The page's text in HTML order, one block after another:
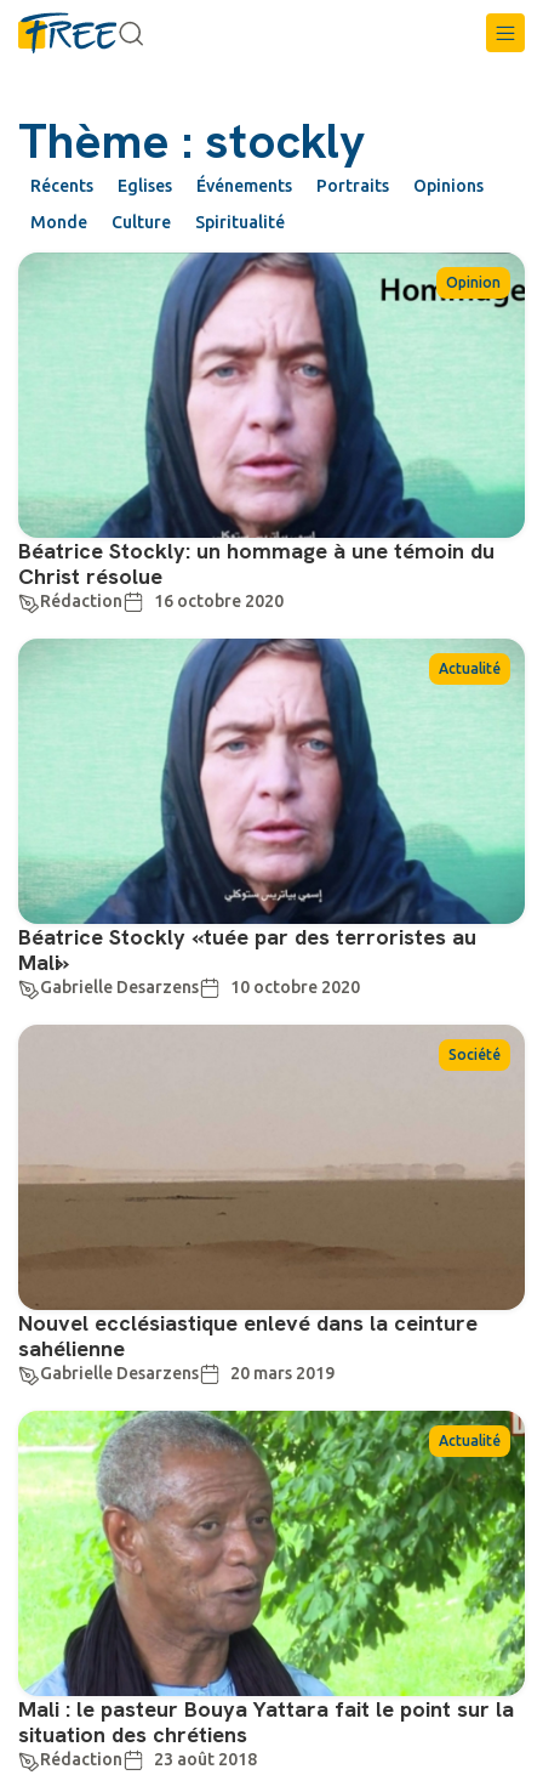
Thème : stockly
Récents Eglises Événements Portraits
Opinions
Monde
Culture Spiritualité
Opinion
Béatrice Stockly: un hommage à une témoin du
Christ résolue
Rédaction 16 octobre 2020
Actualité
Béatrice Stockly «tuée par des terroristes au
Mali»
Gabrielle Desarzens 10 octobre 2020
Société
Nouvel ecclésiastique enlevé dans la ceinture
sahélienne
Gabrielle Desarzens 20 mars 2019
Actualité
Mali : le pasteur Bouya Yattara fait le point sur la
situation des chrétiens
Rédaction 23 août 2018